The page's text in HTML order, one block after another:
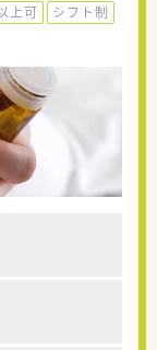
上可
シフト制